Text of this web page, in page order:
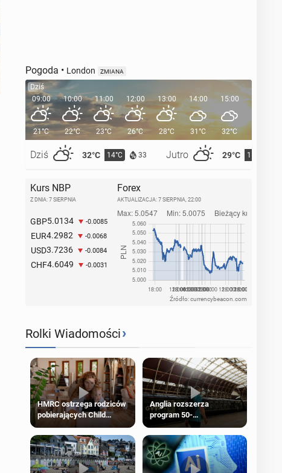
Pogoda • London ZMIANA
Dziś
09:00
21°C
Dziś 32°C 14°C 33 Jutro 29°C 15°C
10:00
22°C
11:00
23°C
12:00
26°C
13:00
28°C
14:00
31°C
15:00
32°C
16:00
Kurs NBP
Z DNIA: 7 SIERPNIA
GBP5.0134 -0.0085
EUR4.2982 -0.0068
USD3.7236 -0.0084
CHF4.6049 -0.0031
Forex
AKTUALIZACJA: 7 SIERPNIA, 22:00
Źródło: currencybeacon.com
Rolki Wiadomości›
HMRC ostrzega rodziców
pobierających Child
Benefit. Mogą być
zobowiązani do zwrotu
zasiłku
Anglia rozszerza
program 50-
procentowych zniżek
kolejowych na 18-latków